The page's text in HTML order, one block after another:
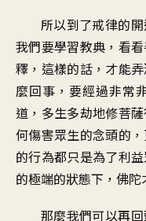
所以到了戒律的
我們要學習教典 ， 看
釋 ， 這樣的話，才能
麼回事 ，要經過非常
道 ， 多生多劫地修菩
何傷害眾生的念頭的 ，
的行為都只是為了利
的極端的狀態下 ， 佛陀
那麼我們可以再